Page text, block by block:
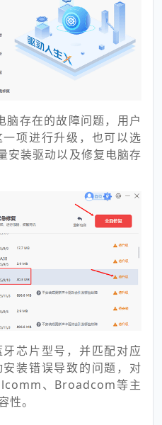
脑存在的故障问题，用户
项进行升级，也可以选
安装驱动以及修复电脑存
芯片型号，并匹配对应
装错误导致的问题，对
、Broadcom等主
性。